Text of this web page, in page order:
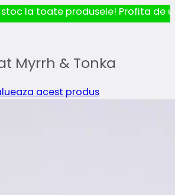
stoc la toate produsele! Profita de
Myrrh & Tonka
acest produs